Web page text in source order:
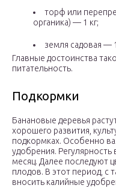
торф или
органика) — 1 кг;
земля садовая —
Главные достоинства
питательность.
Подкормки
Банановые деревья
хорошего развития,
подкормках. Особенно
удобрения. Регулярность
месяц. Далее последуют
плодов. В этот период, с
вносить калийные